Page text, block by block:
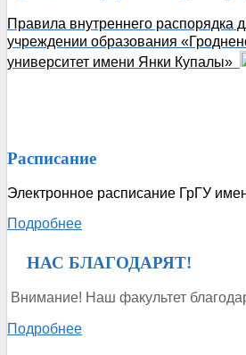
Правила внутреннего распорядка
учреждении образования
университет имени Янки Купалы»
Расписание
Электронное расписание ГрГУ
Подробнее
НАС БЛАГОДАРЯТ!
Внимание! Наш факультет
Подробнее